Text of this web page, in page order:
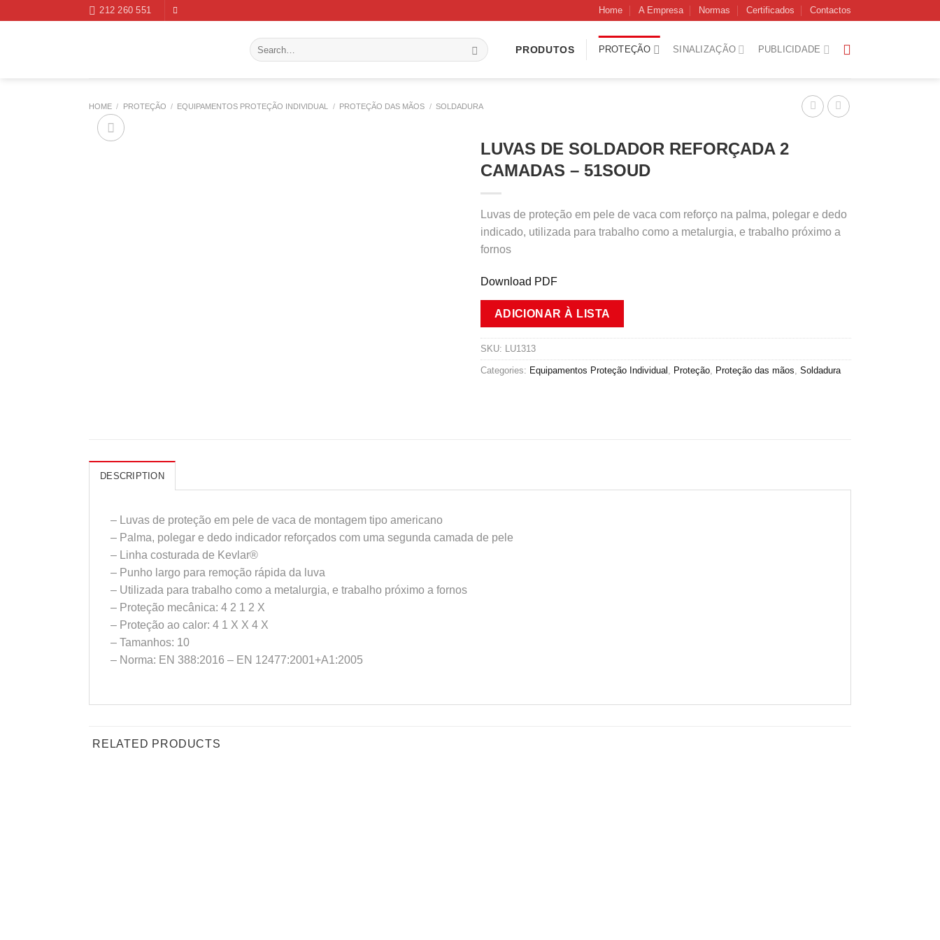
212 260 551 Home A Empresa Normas Certificados Contactos
Search
for:
PRODUTOS PROTEÇÃO SINALIZAÇÃO PUBLICIDADE
HOME / PROTEÇÃO / EQUIPAMENTOS PROTEÇÃO INDIVIDUAL / PROTEÇÃO DAS MÃOS / SOLDADURA
LUVAS DE SOLDADOR REFORÇADA 2
CAMADAS – 51SOUD
Luvas de proteção em pele de vaca com reforço na palma, polegar e dedo
indicado, utilizada para trabalho como a metalurgia, e trabalho próximo a
fornos
Download PDF
ADICIONAR À LISTA
SKU: LU1313
Categories: Equipamentos Proteção Individual , Proteção, Proteção das mãos, Soldadura
DESCRIPTION
– Luvas de proteção em pele de vaca de montagem tipo americano
– Palma, polegar e dedo indicador reforçados com uma segunda camada de pele
– Linha costurada de Kevlar®
– Punho largo para remoção rápida da luva
– Utilizada para trabalho como a metalurgia, e trabalho próximo a fornos
– Proteção mecânica: 4 2 1 2 X
– Proteção ao calor: 4 1 X X 4 X
– Tamanhos: 10
– Norma: EN 388:2016 – EN 12477:2001+A1:2005
RELATED PRODUCTS